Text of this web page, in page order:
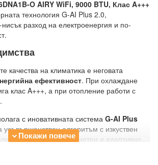
O AIRY WiFi, 9000 BTU, Клас A+++
технология G-AI Plus 2.0,
разход на електроенергия и по-
качества на климатика е неговата
ефективност. При охлаждане
клас A+++, а при отопление работи с
с иновативната система G-AI Plus
усъвършенстван алгоритъм с изкуствен
на работните параметри и адаптивно
на енергия с до 24%.